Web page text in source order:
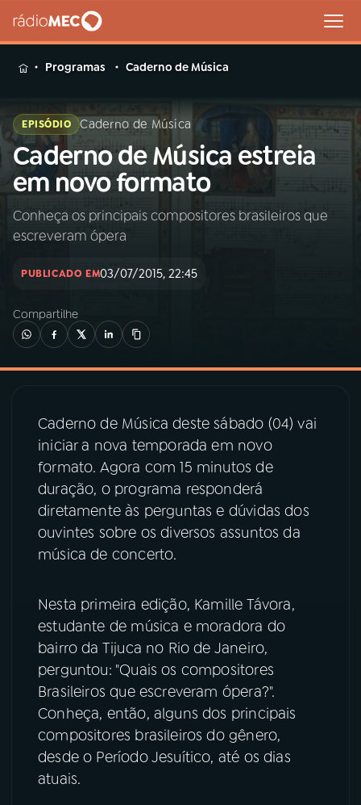
MENU
Buscar
na
Rádio
MEC
Buscar
Início
02A RÁDIO
04PROGRAMAS
05PODCASTS
06VIDEOCASTS
07 ÚLTIMAS
08PRÊMIO RÁDIO MEC
ACOMPANHE A RÁDIO MEC
YouTube Facebook
Programas Caderno de Música
EPISÓDIO Caderno de Música
Caderno de Música estreia
em novo formato
Conheça os principais compositores brasileiros que
escreveram ópera
PUBLICADO EM03/07/2015, 22:45
Compartilhe
Caderno de Música deste sábado (04) vai
iniciar a nova temporada em novo
formato. Agora com 15 minutos de
duração, o programa responderá
diretamente às perguntas e dúvidas dos
ouvintes sobre os diversos assuntos da
música de concerto.
Nesta primeira edição, Kamille Távora,
estudante de música e moradora do
bairro da Tijuca no Rio de Janeiro,
perguntou: "Quais os compositores
Brasileiros que escreveram ópera?".
Conheça, então, alguns dos principais
compositores brasileiros do gênero,
desde o Período Jesuítico, até os dias
atuais.